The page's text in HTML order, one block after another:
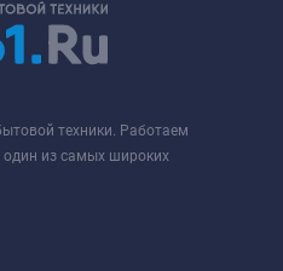
техники. Работаем
один из самых широких